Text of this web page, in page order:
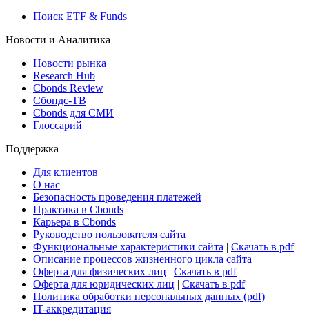
Поиск ETF & Funds
Новости и Аналитика
Новости рынка
Research Hub
Cbonds Review
Сбондс-ТВ
Cbonds для СМИ
Глоссарий
Поддержка
Для клиентов
О нас
Безопасность проведения платежей
Практика в Cbonds
Карьера в Cbonds
Руководство пользователя сайта
Функциональные характеристики сайта | Скачать в pdf
Описание процессов жизненного цикла сайта
Оферта для физических лиц | Скачать в pdf
Оферта для юридических лиц | Скачать в pdf
Политика обработки персональных данных (pdf)
IT-аккредитация